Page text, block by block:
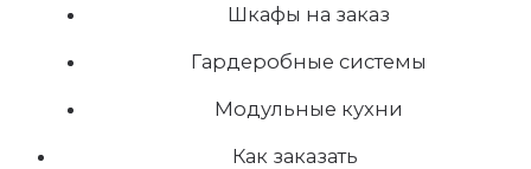
Шкафы на заказ
Гардеробные системы
Модульные кухни
Как заказать